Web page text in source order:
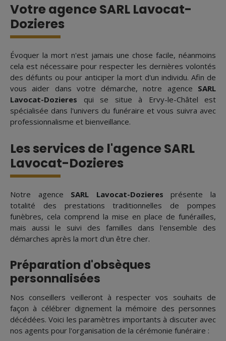
Votre agence SARL Lavocat-
Dozieres
Évoquer la mort n'est jamais une chose facile, néanmoins
cela est nécessaire pour respecter les dernières volontés
des défunts ou pour anticiper la mort d'un individu. Afin de
vous aider dans votre démarche, notre agence SARL
Lavocat-Dozieres qui se situe à Ervy-le-Châtel est
spécialisée dans l'univers du funéraire et vous suivra avec
professionnalisme et bienveillance.
Les services de l'agence SARL
Lavocat-Dozieres
Notre agence SARL Lavocat-Dozieres présente la
totalité des prestations traditionnelles de pompes
funèbres, cela comprend la mise en place de funérailles,
mais aussi le suivi des familles dans l'ensemble des
démarches après la mort d'un être cher.
Préparation d'obsèques
personnalisées
Nos conseillers veilleront à respecter vos souhaits de
façon à célébrer dignement la mémoire des personnes
décédées. Voici les paramètres importants à discuter avec
nos agents pour l'organisation de la cérémonie funéraire :